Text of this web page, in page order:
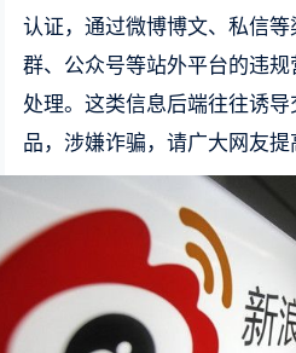
认证，通过微博博文、私信
群、公众号等站外平台的违
处理。这类信息后端往往诱
品，涉嫌诈骗，请广大网友提